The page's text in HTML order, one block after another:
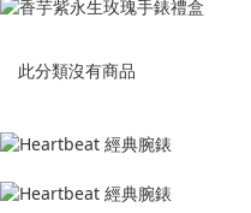
此分類沒有商品